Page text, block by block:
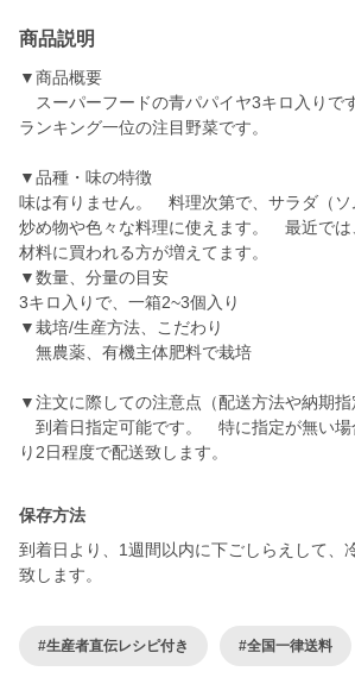
商品説明
▼商品概要
スーパーフードの青パパイヤ3キロ入りで
ランキング一位の注目野菜です。
▼品種・味の特徴
味は有りません。 料理次第で、サラダ（ソ
炒め物や色々な料理に使えます。 最近では
材料に買われる方が増えてます。
▼数量、分量の目安
3キロ入りで、一箱2~3個入り
▼栽培/生産方法、こだわり
無農薬、有機主体肥料で栽培
▼注文に際しての注意点（配送方法や納期指
到着日指定可能です。 特に指定が無い場
り2日程度で配送致します。
保存方法
到着日より、1週間以内に下ごしらえして、
致します。
#生産者直伝レシピ付き #全国一律送料